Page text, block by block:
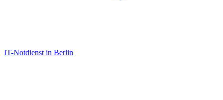
IT-Notdienst in Berlin